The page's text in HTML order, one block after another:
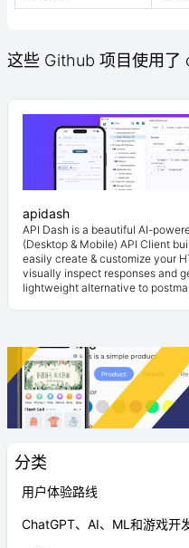
分类
用户体验路线
ChatGPT、AI、ML和游戏开
这些 Github 项目使用了
apidash
API Dash is a beautiful AI-
(Desktop & Mobile) API Client
easily create & customize your
visually inspect responses and
lightweight alternative to